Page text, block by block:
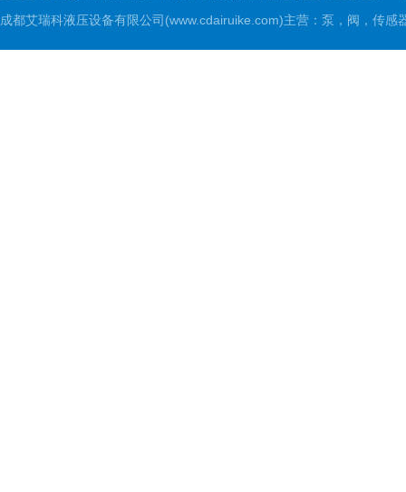
成都艾瑞科液压设备有限公司(www.cdairuike.com)主营：泵，阀，传